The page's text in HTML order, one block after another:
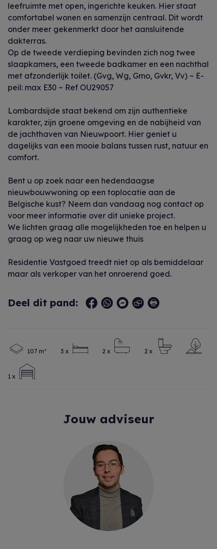
leefruimte met open, ingerichte keuken. Hier staat
comfortabel wonen en samenzijn centraal. Dit wordt
onder meer gekenmerkt door het aansluitende
dakterras.
Op de tweede verdieping bevinden zich nog twee
slaapkamers, een tweede badkamer en een nachthal
met afzonderlijk toilet. (Gvg, Wg, Gmo, Gvkr, Vv) ~ E-
peil: max E30 ~ Ref OU29057
Lombardsijde staat bekend om zijn authentieke
karakter, zijn groene omgeving en de nabijheid van
de jachthaven van Nieuwpoort. Hier geniet u
dagelijks van een mooie balans tussen rust, natuur en
comfort.
Bent u op zoek naar een hedendaagse
nieuwbouwwoning op een toplocatie aan de
Belgische kust? Neem dan vandaag nog contact op
voor meer informatie over dit unieke project.
We lichten graag alle mogelijkheden toe en helpen u
graag op weg naar uw nieuwe thuis
Residentie Vastgoed treedt niet op als bemiddelaar
maar als verkoper van het onroerend goed.
Deel dit pand:
107 m² 3 x 2 x 2 x
1 x
Jouw adviseur